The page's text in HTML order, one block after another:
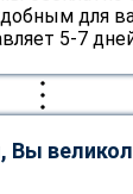
для
5-7
Вы